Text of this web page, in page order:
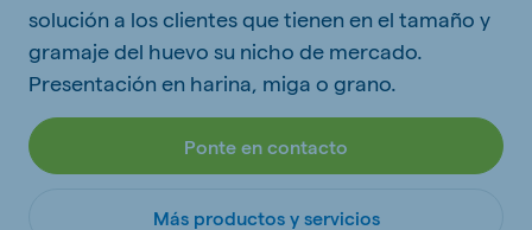
solución a los clientes que tienen en el tamaño y
gramaje del huevo su nicho de mercado.
Presentación en harina, miga o grano.
Ponte en contacto
Más productos y servicios